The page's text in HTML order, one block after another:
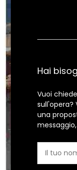
Hai
Vuoi
sull'opera?
una